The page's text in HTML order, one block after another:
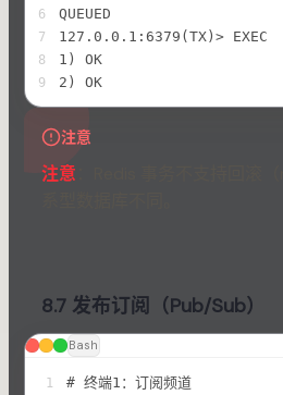
6 QUEUED
7 127.0.0.1:6379(TX)> EXEC
8 1) OK
9 2) OK
注意
注意
8.7 发布订阅（Pub/Sub）
Bash
1 # 终端1：订阅频道